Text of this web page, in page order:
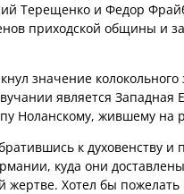
Терещенко и Федор
приходской общины и
значение колокольного
является Западная
Ноланскому, жившему на
к духовенству
куда они
Хотел бы